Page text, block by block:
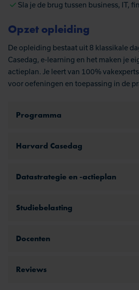
Sla je de brug tussen business, IT,
Opzet opleiding
De opleiding bestaat uit 8 klassikale
Casedag, e-learning en het maken je
actieplan. Je leert van 100%
voor oefeningen en toepassing in de
Programma
Harvard Casedag
Datastrategie en -actieplan
Studiebelasting
Docenten
Reviews